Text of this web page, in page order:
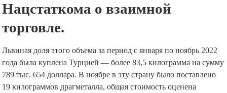
Нацстаткома о взаимной
торговле.
Львиная доля этого объема за период с января по ноябрь 2022
года была куплена Турцией — более 83,5 килограмма на сумму
789 тыс. 654 доллара. В ноябре в эту страну было поставлено
19 килограммов драгметалла, общая стоимость оценена